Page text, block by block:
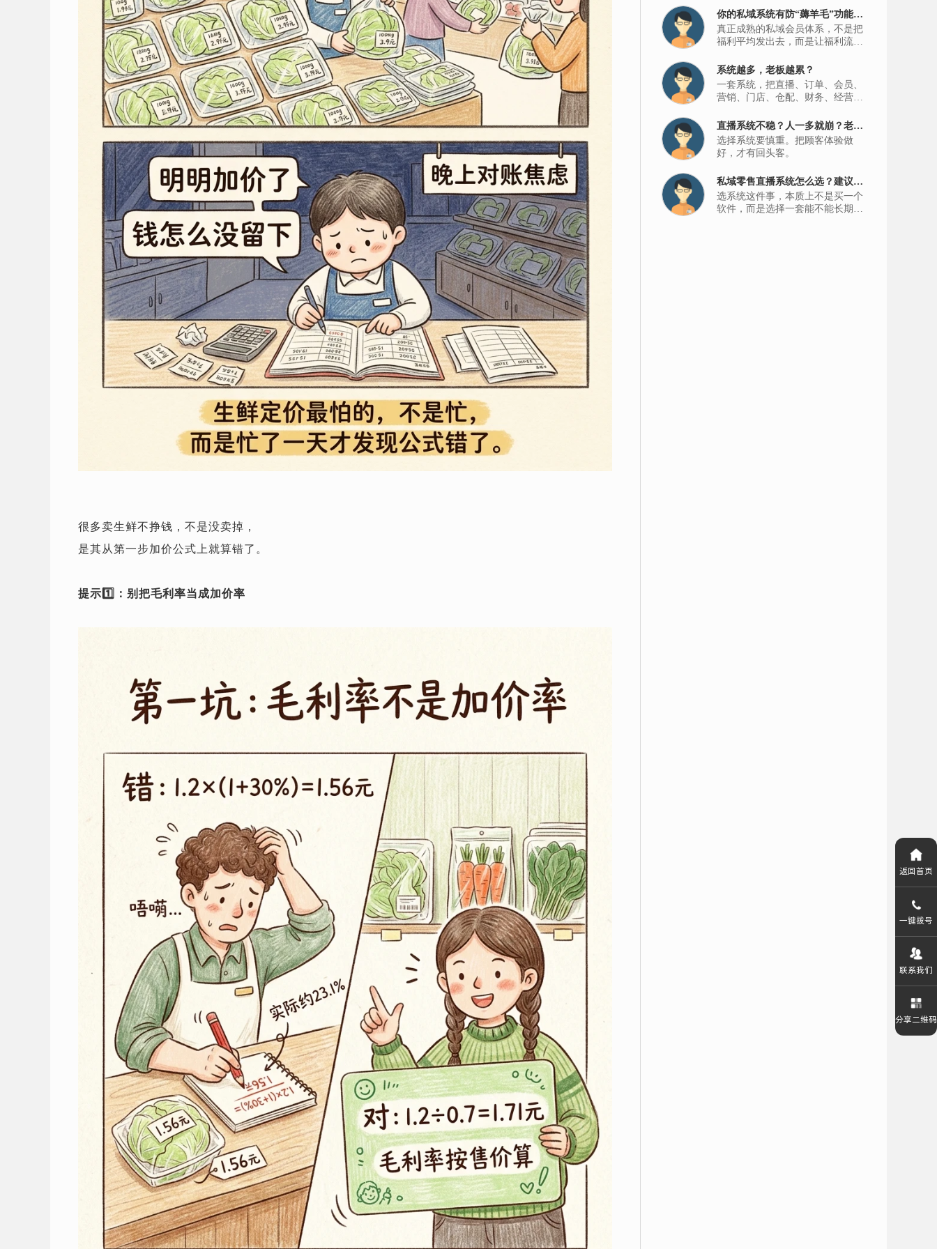
很多卖生鲜不挣钱，不是没卖掉，
是其从第一步加价公式上就算错了。
提示1️⃣：别把毛利率当成加价率
你的私域系统有防“薅羊毛”功能
吗？
真正成熟的私域会员体系，不是把
福利平均发出去，而是让福利流向
系统越多，老板越累？
一套系统，把直播、订单、会员、
营销、门店、仓配、财务、经营分
直播系统不稳？人一多就崩？老板
千万要重视
选择系统要慎重。把顾客体验做
好，才有回头客。
私域零售直播系统怎么选？建议直
接抄作业
选系统这件事，本质上不是买一个
软件，而是选择一套能不能长期支
返回首页
一键拨号
联系我们
分享二维码